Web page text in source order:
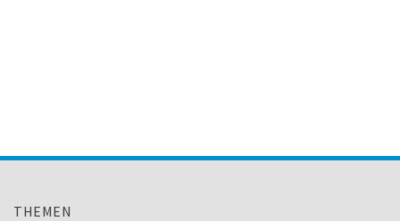
THEMEN